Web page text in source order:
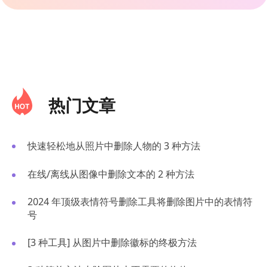
热门文章
快速轻松地从照片中删除人物的 3 种方法
在线/离线从图像中删除文本的 2 种方法
2024 年顶级表情符号删除工具将删除图片中的表情符
号
[3 种工具] 从图片中删除徽标的终极方法